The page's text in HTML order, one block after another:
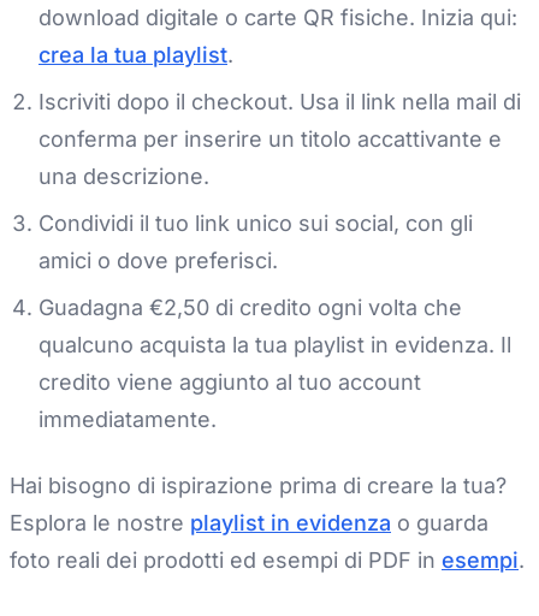
download digitale o carte QR fisiche. Inizia qui:
crea la tua playlist.
Iscriviti dopo il checkout. Usa il link nella mail di
conferma per inserire un titolo accattivante e
una descrizione.
Condividi il tuo link unico sui social, con gli
amici o dove preferisci.
Guadagna €2,50 di credito ogni volta che
qualcuno acquista la tua playlist in evidenza. Il
credito viene aggiunto al tuo account
immediatamente.
Hai bisogno di ispirazione prima di creare la tua?
Esplora le nostre playlist in evidenza o guarda
foto reali dei prodotti ed esempi di PDF in esempi.